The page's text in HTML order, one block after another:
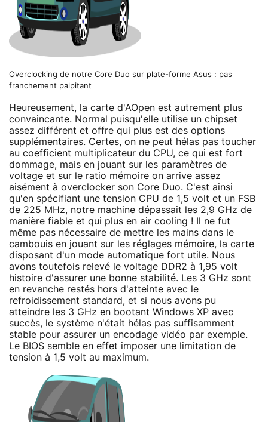
Overclocking de notre Core Duo sur plate-forme Asus : pas
franchement palpitant
Heureusement, la carte d'AOpen est autrement plus
convaincante. Normal puisqu'elle utilise un chipset
assez différent et offre qui plus est des options
supplémentaires. Certes, on ne peut hélas pas toucher
au coefficient multiplicateur du CPU, ce qui est fort
dommage, mais en jouant sur les paramètres de
voltage et sur le ratio mémoire on arrive assez
aisément à overclocker son Core Duo. C'est ainsi
qu'en spécifiant une tension CPU de 1,5 volt et un FSB
de 225 MHz, notre machine dépassait les 2,9 GHz de
manière fiable et qui plus en air cooling ! Il ne fut
même pas nécessaire de mettre les mains dans le
cambouis en jouant sur les réglages mémoire, la carte
disposant d'un mode automatique fort utile. Nous
avons toutefois relevé le voltage DDR2 à 1,95 volt
histoire d'assurer une bonne stabilité. Les 3 GHz sont
en revanche restés hors d'atteinte avec le
refroidissement standard, et si nous avons pu
atteindre les 3 GHz en bootant Windows XP avec
succès, le système n'était hélas pas suffisamment
stable pour assurer un encodage vidéo par exemple.
Le BIOS semble en effet imposer une limitation de
tension à 1,5 volt au maximum.